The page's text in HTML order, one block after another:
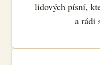
lidových písní,
a rádi